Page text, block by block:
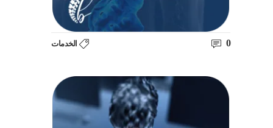
الخدمات 0